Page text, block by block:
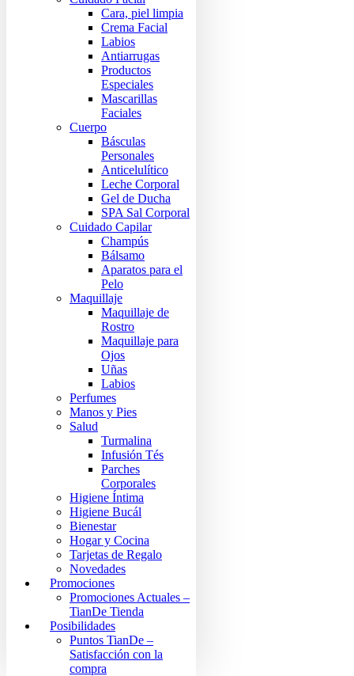
Cara, piel limpia
Crema Facial
Labios
Antiarrugas
Productos
Especiales
Mascarillas
Faciales
Cuerpo
Básculas
Personales
Anticelulítico
Leche Corporal
Gel de Ducha
SPA Sal Corporal
Cuidado Capilar
Champús
Bálsamo
Aparatos para el
Pelo
Maquillaje
Maquillaje de
Rostro
Maquillaje para
Ojos
Uñas
Labios
Perfumes
Manos y Pies
Salud
Turmalina
Infusión Tés
Parches
Corporales
Higiene Íntima
Higiene Bucál
Bienestar
Hogar y Cocina
Tarjetas de Regalo
Novedades
Promociones
Promociones Actuales –
TianDe Tienda
Posibilidades
Puntos TianDe –
Satisfacción con la
compra